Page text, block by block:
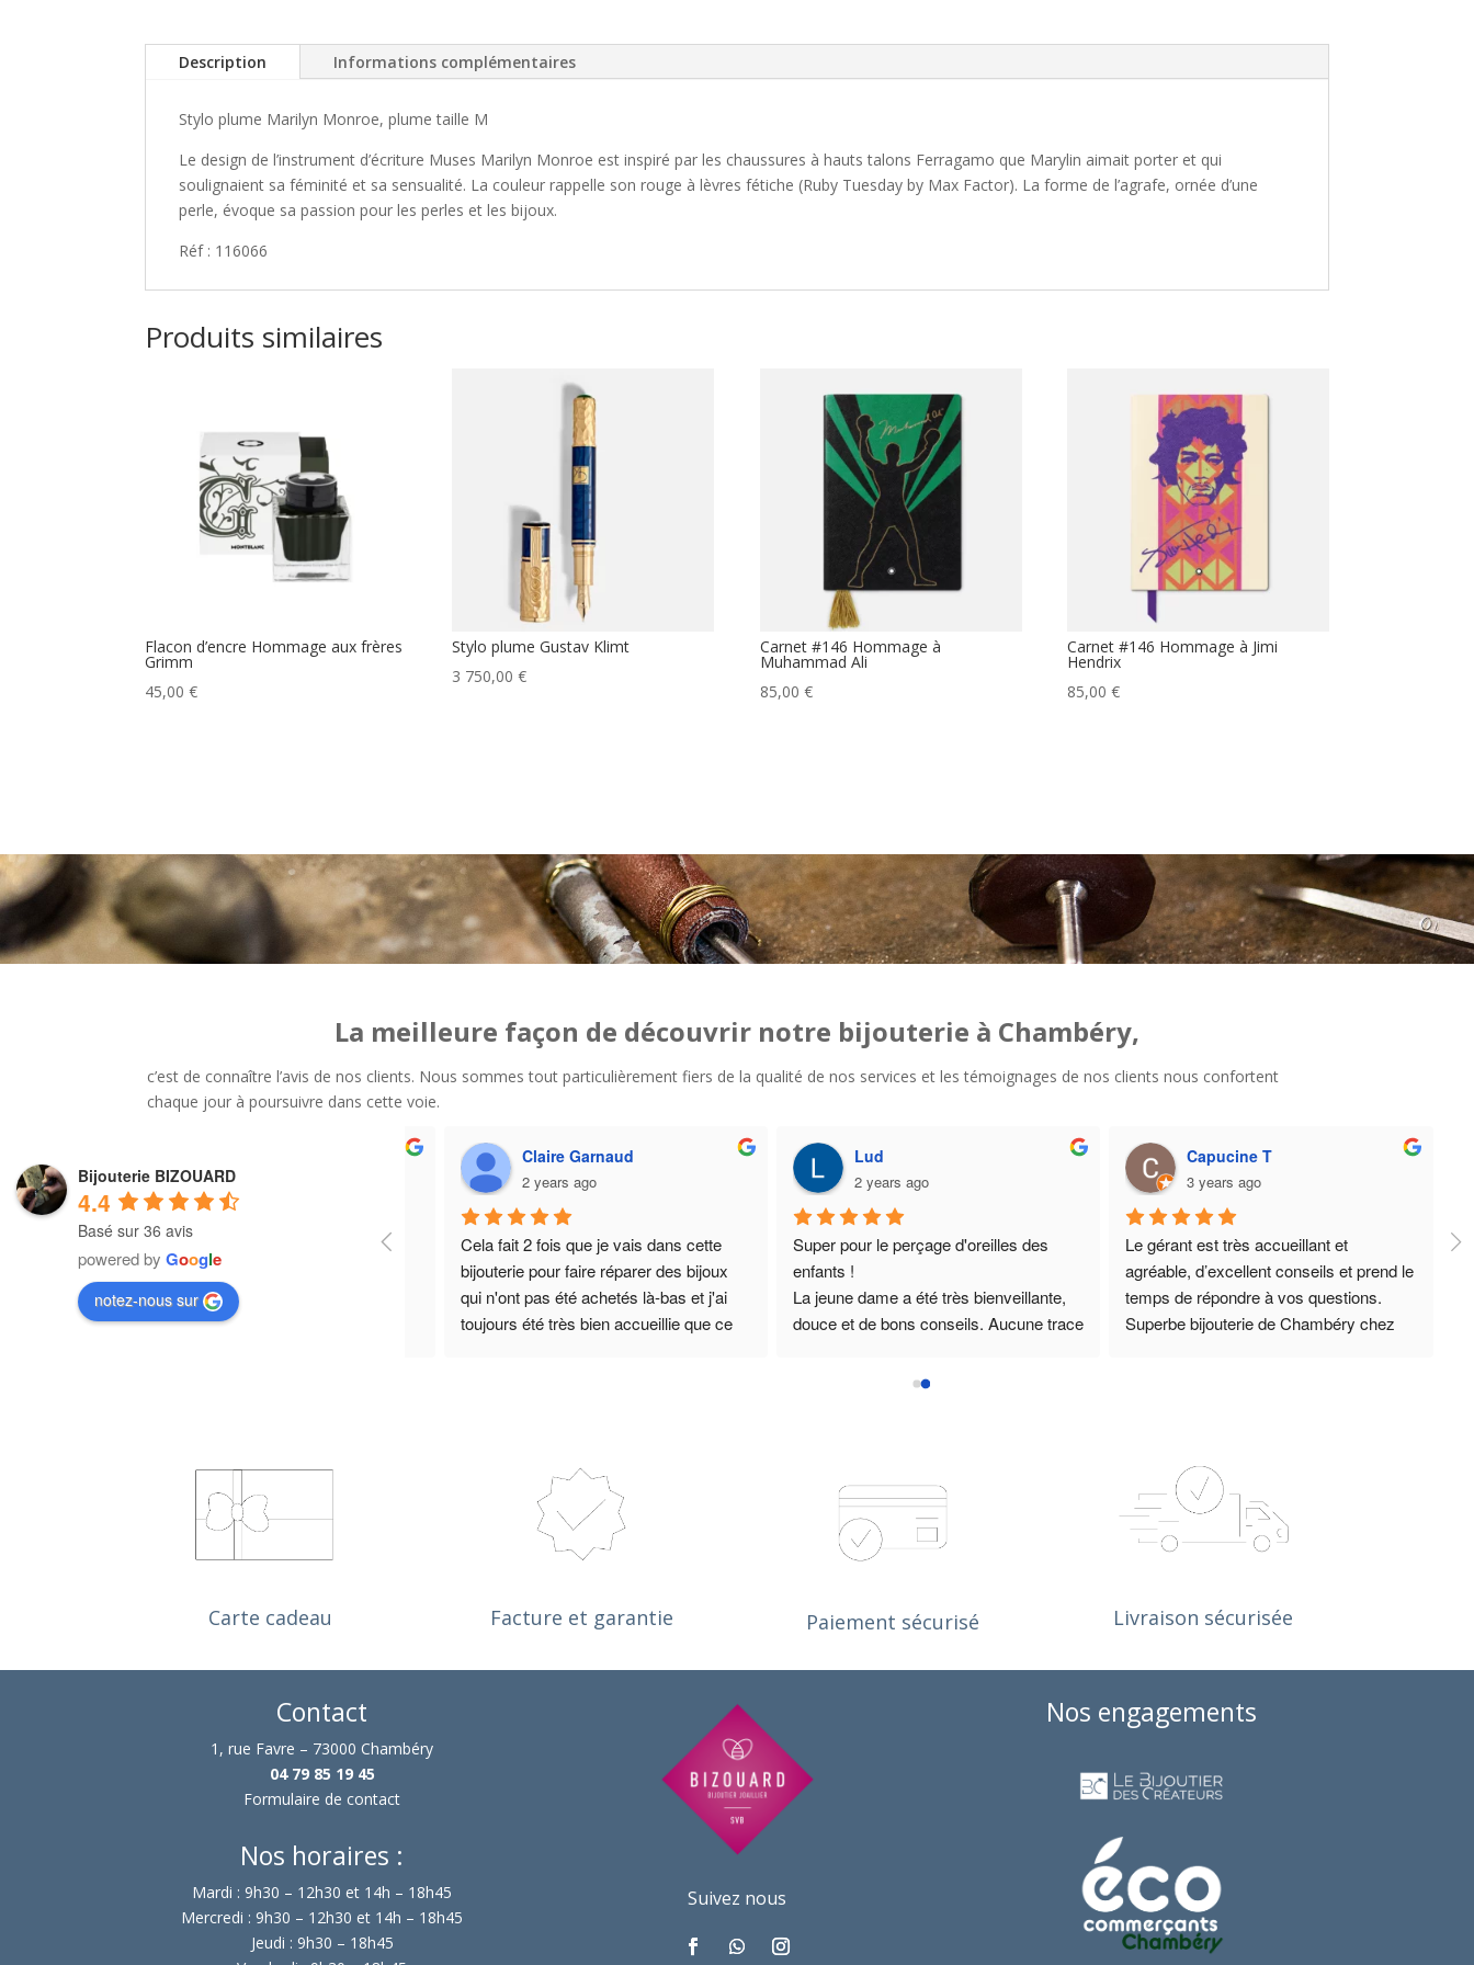
Description Informations complémentaires
Stylo plume Marilyn Monroe, plume taille M
Le design de l’instrument d’écriture Muses Marilyn Monroe est inspiré par les chaussures à hauts talons Ferragamo que Marylin aimait porter et qui
soulignaient sa féminité et sa sensualité. La couleur rappelle son rouge à lèvres fétiche (Ruby Tuesday by Max Factor). La forme de l’agrafe, ornée d’une
perle, évoque sa passion pour les perles et les bijoux.
Réf : 116066
Produits similaires
Flacon d’encre Hommage aux frères
Grimm
45,00 €
Stylo plume Gustav Klimt
3 750,00€
Carnet #146 Hommage à
Muhammad Ali
85,00 €
Carnet #146 Hommage à Jimi
Hendrix
85,00 €
La meilleure façon de découvrir notre bijouterie à Chambéry,
c’est de connaître l’avis de nos clients. Nous sommes tout particulièrement fiers de la qualité de nos services et les témoignages de nos clients nous confortent
chaque jour à poursuivre dans cette voie.
Bijouterie BIZOUARD
4.4
Basé sur 36 avis
powered by Google
notez-nous sur
2 years ago
Très sympa, bons conseils
Merci pour le service .
Claire Garnaud
2 years ago
Cela fait 2 fois que je vais dans cette
bijouterie pour faire réparer des bijoux
qui n'ont pas été achetés là-bas et j'ai
toujours été très bien accueillie que ce
pas posé de problème. J'ai d'ailleurs
récupéré la chevalière 1 semaine et
demi plus tôt que le délai donné
initialement, donc rien à redire.
n'ai jamais eu besoin d'y retourner suite
Lud
2 years ago
Super pour le perçage d'oreilles des
enfants !
La jeune dame a été très bienveillante,
douce et de bons conseils. Aucune trace
Perçage net, petite douleur pendant
bijouteries comme H****d'O*** , mais le
résultat est nickel, contrairement à eux...
Merci !
Capucine T
3 years ago
Le gérant est très accueillant et
agréable, d’excellent conseils et prend le
temps de répondre à vos questions.
Superbe bijouterie de Chambéry chez
Carte cadeau Facture et garantie Paiement sécurisé Livraison sécurisée
Contact
1, rue Favre – 73000 Chambéry
04 79 85 19 45
Formulaire de contact
Nos horaires :
Mardi : 9h30 – 12h30 et 14h – 18h45
Mercredi : 9h30 – 12h30 et 14h – 18h45
Jeudi : 9h30 – 18h45
Suivez nous
Nos engagements